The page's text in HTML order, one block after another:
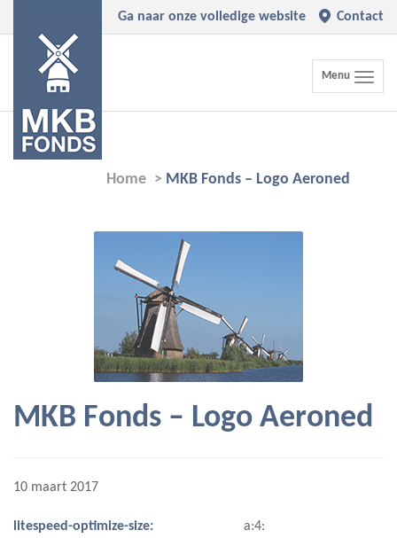
Contact
Ga naar onze volledige website
Toggle
navigation
Menu
Home > MKB Fonds – Logo Aeroned
MKB Fonds – Logo Aeroned
10 maart 2017
litespeed-optimize-size:
a:4: